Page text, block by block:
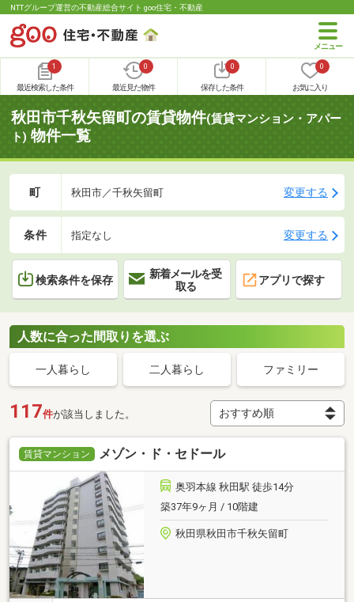
NTTグループ運営の不動産総合サイト goo住宅・不動産
1
最近検索した条件
0
最近見た物件
0
保存した条件
0
お気に入り
秋田市千秋矢留町の賃貸物件(賃貸マンション・アパー
ト) 物件一覧
町 秋田市／千秋矢留町 変更する
条件 指定なし 変更する
検索条件を保存
新着メールを受
取る
アプリで探す
人数に合った間取りを選ぶ
一人暮らし 二人暮らし ファミリー
117件が該当しました。
賃貸マンション メゾン・ド・セドール
奥羽本線 秋田駅 徒歩14分
築37年9ヶ月 / 10階建
秋田県秋田市千秋矢留町